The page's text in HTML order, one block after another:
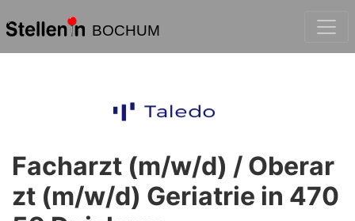
BOCHUM
Facharzt (m/w/d) / Oberar
zt (m/w/d) Geriatrie in 470